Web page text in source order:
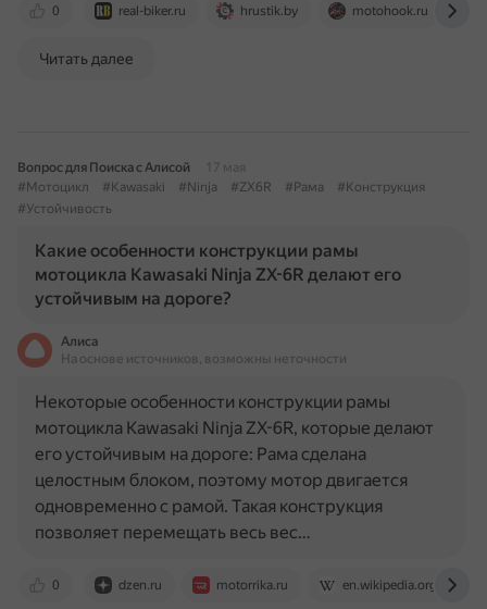
0 real-biker.ru hrustik.by motohook.ru
Читать далее
Вопрос для Поиска с Алисой
17 мая
#Мотоцикл
#Kawasaki #Ninja #ZX6R #Рама
#Конструкция
#Устойчивость
Какие особенности конструкции рамы
мотоцикла Kawasaki Ninja ZX-6R делают его
устойчивым на дороге?
Алиса
На основе источников, возможны неточности
0 dzen.ru motorrika.ru en.wikipedia.org
Некоторые особенности конструкции рамы
мотоцикла Kawasaki Ninja ZX-6R, которые делают
его устойчивым на дороге: Рама сделана
целостным блоком, поэтому мотор двигается
одновременно с рамой. Такая конструкция
позволяет перемещать весь вес…